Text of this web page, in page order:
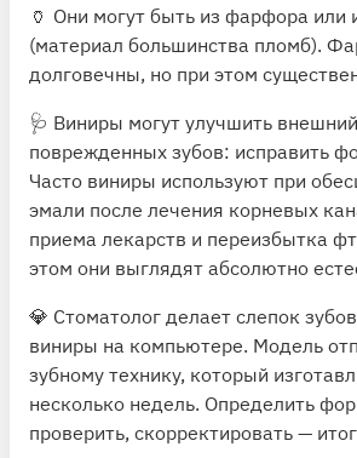
🏺 Они могут быть из фарфора или
(материал большинства пломб).
долговечны, но при этом
🩺 Виниры могут улучшить
поврежденных зубов: исправить
Часто виниры используют при
эмали после лечения корневых
приема лекарств и переизбытка
этом они выглядят абсолютно
💎 Стоматолог делает слепок
виниры на компьютере. Модель
зубному технику, который
несколько недель. Определить
проверить, скорректировать —